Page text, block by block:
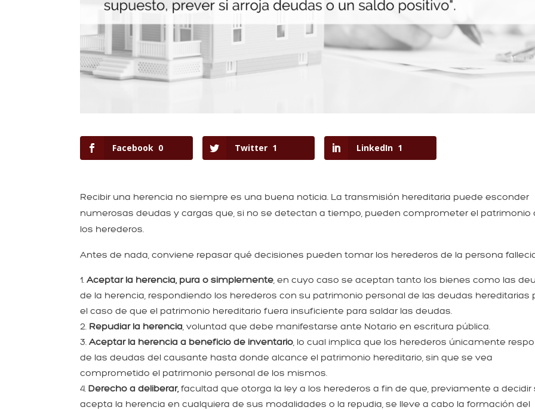
Facebook 0 Twitter 1 LinkedIn 1
Recibir una herencia no siempre es una buena noticia. La transmisión hereditaria puede esconder
numerosas deudas y cargas que, si no se detectan a tiempo, pueden comprometer el patrimonio
los herederos.
Antes de nada, conviene repasar qué decisiones pueden tomar los herederos de la persona
Aceptar la herencia, pura o simplemente, en cuyo caso se aceptan tanto los bienes como las
de la herencia, respondiendo los herederos con su patrimonio personal de las deudas hereditarias
el caso de que el patrimonio hereditario fuera insuficiente para saldar las deudas.
Repudiar la herencia, voluntad que debe manifestarse ante Notario en escritura pública.
Aceptar la herencia a beneficio de inventario, lo cual implica que los herederos únicamente
de las deudas del causante hasta donde alcance el patrimonio hereditario, sin que se vea
comprometido el patrimonio personal de los mismos.
Derecho a deliberar,facultad que otorga la ley a los herederos a fin de que, previamente a decidir
acepta la herencia en cualquiera de sus modalidades o la repudia, se lleve a cabo la formación del